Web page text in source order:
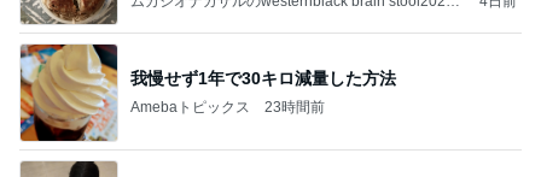
ガザル
我慢せず1年で30キロ減量した方法
Amebaトピックス 23時間前